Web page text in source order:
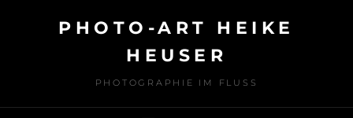
PHOTO-ART HEIKE
HEUSER
PHOTOGRAPHIE IM FLUSS